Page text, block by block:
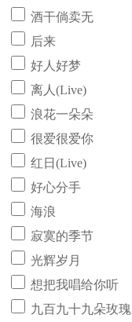
酒干倘卖无
后来
好人好梦
离人(Live)
浪花一朵朵
很爱很爱你
红日(Live)
好心分手
海浪
寂寞的季节
光辉岁月
想把我唱给你听
九百九十九朵玫瑰